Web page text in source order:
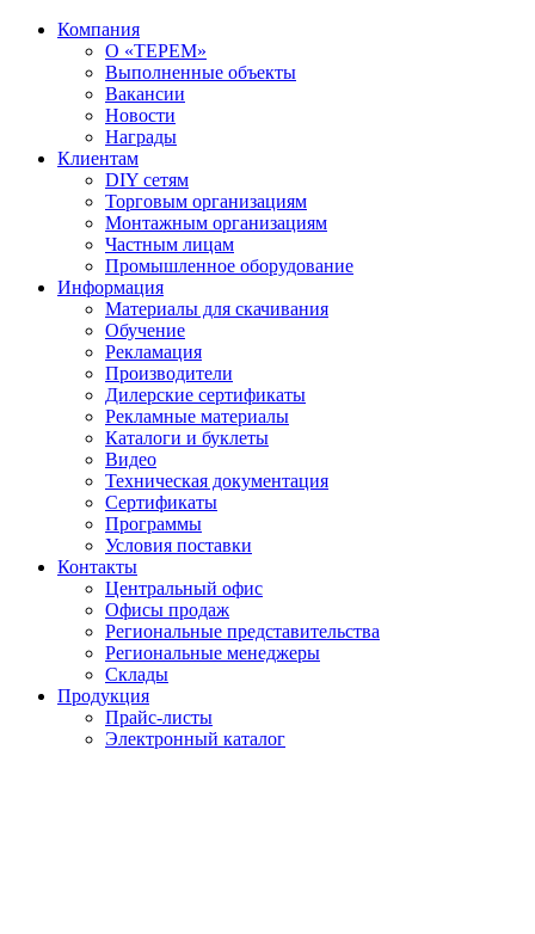
Компания
О «ТЕРЕМ»
Выполненные объекты
Вакансии
Новости
Награды
Клиентам
DIY сетям
Торговым организациям
Монтажным организациям
Частным лицам
Промышленное оборудование
Информация
Материалы для скачивания
Обучение
Рекламация
Производители
Дилерские сертификаты
Рекламные материалы
Каталоги и буклеты
Видео
Техническая документация
Сертификаты
Программы
Условия поставки
Контакты
Центральный офис
Офисы продаж
Региональные представительства
Региональные менеджеры
Склады
Продукция
Прайс-листы
Электронный каталог